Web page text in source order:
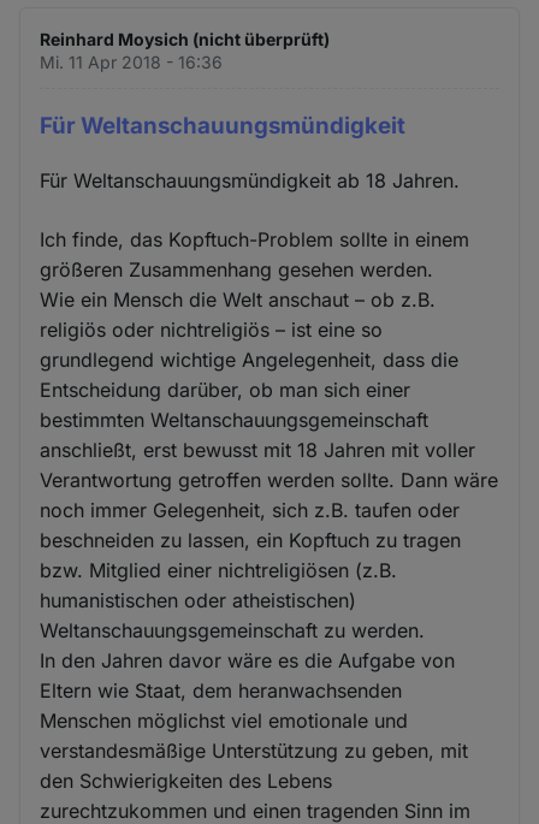
Reinhard Moysich (nicht überprüft)
Mi. 11 Apr 2018 - 16:36
Für Weltanschauungsmündigkeit
Für Weltanschauungsmündigkeit ab 18 Jahren.
Ich finde, das Kopftuch-Problem sollte in einem
größeren Zusammenhang gesehen werden.
Wie ein Mensch die Welt anschaut – ob z.B.
religiös oder nichtreligiös – ist eine so
grundlegend wichtige Angelegenheit, dass die
Entscheidung darüber, ob man sich einer
bestimmten Weltanschauungsgemeinschaft
anschließt, erst bewusst mit 18 Jahren mit voller
Verantwortung getroffen werden sollte. Dann wäre
noch immer Gelegenheit, sich z.B. taufen oder
beschneiden zu lassen, ein Kopftuch zu tragen
bzw. Mitglied einer nichtreligiösen (z.B.
humanistischen oder atheistischen)
Weltanschauungsgemeinschaft zu werden.
In den Jahren davor wäre es die Aufgabe von
Eltern wie Staat, dem heranwachsenden
Menschen möglichst viel emotionale und
verstandesmäßige Unterstützung zu geben, mit
den Schwierigkeiten des Lebens
zurechtzukommen und einen tragenden Sinn im